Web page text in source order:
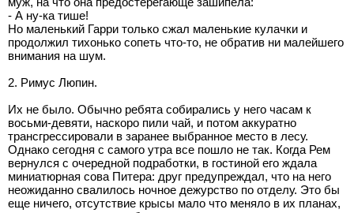
- А ну-ка тише!
Но маленький Гарри только сжал маленькие кулачки и
продолжил тихонько сопеть что-то, не обратив ни малейшего
внимания на шум.
2. Римус Люпин.
Их не было. Обычно ребята собирались у него часам к
восьми-девяти, наскоро пили чай, и потом аккуратно
трансгрессировали в заранее выбранное место в лесу.
Однако сегодня с самого утра все пошло не так. Когда Рем
вернулся с очередной подработки, в гостиной его ждала
миниатюрная сова Питера: друг предупреждал, что на него
неожиданно свалилось ночное дежурство по отделу. Это бы
еще ничего, отсутствие крысы мало что меняло в их планах,